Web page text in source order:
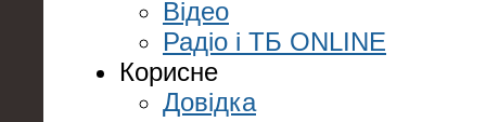
Відео
Радіо і ТБ ONLINE
Корисне
Довідка